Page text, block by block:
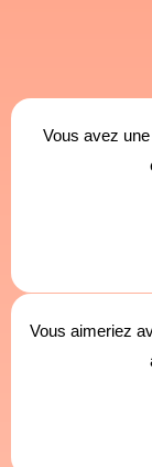
Vous avez
Vous aimeriez